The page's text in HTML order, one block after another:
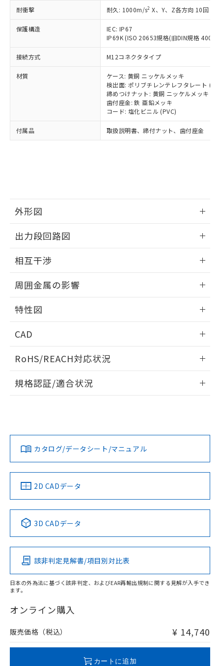
耐衝撃 耐久: 1000m/s2 X、Y、Z各方向 10回
保護構造
IEC: IP67
IP69K (ISO 20653規格(旧DIN規格
接続方式 M12コネクタタイプ
材質
ケース: 黄銅 ニッケルメッキ
検出面: ポリブチレンテレフタレート
締めつけナット: 黄銅 ニッケルメッキ
歯付座金: 鉄 亜鉛メッキ
コード: 塩化ビニル (PVC)
付属品 取扱説明書、締付ナット、歯付座金
外形図
外形図
出力段回路図
出力段回路図
タイムチャート
相互干渉
相互干渉
A: 150mm以上、B: 90mm以上
周囲金属の影響
周囲金属の影響
上、n: 90mm以上
特性図
検出物体の大きさと材質による影響
検出領域
CAD
ドすることができます。
ログイン/会員登録
ダウンロードデータをご利用いただく前に、以下を必ずお読
みください。
ソフトウェアの使用条件
RoHS/REACH対応状況
EU RoHS 注意事項・凡例
対応済み
中国 RoHS 注意事項・凡例
Pb Hg Cd Cr(VI)
O
在庫等で未対応品が混在する可能性があります。
問い合わせください。
規格認証/適合状況
LR型式承認
（イギリス
船舶規格）
DNV型式承認
（ノルウェー
BV型式承認
（フランス
KR型式
（韓国
No No No No
この製品の規格認証/適合状況ページへ
その他の認証はこちらのページからご検索ください
カタログ/データシート/マニュアル
2D CADデータ
3D CADデータ
該非判定見解書/項目別対比表
日本の外為法に基づく該非判定、およびEAR再輸出規制に関する見解が入手でき
ます。
オンライン購入
販売価格（税込） ¥ 14,740
カートに追加
覧された時点での実際の在庫および標
準価格とは異なる場合があることをご
了承ください。
正式な納期状況および標準価格はお客
様のお取引先、またはお客様担当のオ
ムロン制御機器販売店・当社販売員に
ご相談ください。
オムロン制御機器販売店や当社販売拠
販売ネットワーク
」をご確認
在庫状況および標準価格結果を当社の
事前の承諾なく第三者に漏洩または開
示しないようお願いします。
マイパーツ機能（部品リスト作成サー
および当社の共同利用者が、当社の製
※当社の共同利用者とは、
の共同利用に関して"
の「1.共同利
指します。
ミウム(Cd) 100ppm以下、
六価クロム(Cr(Ⅵ)) 1000ppm以下、ポリ臭化ビフェニル
ル) (DEHP)(別名：DOP) 1000ppm以下、フタル酸ブチ
ルベンジル（BBP） 1000ppm以下、フタル酸ジブチル
（DBP） 1000ppm以下、フタル酸ジイソブチル
(DIBP) 1000ppm以下
但し、RoHS指令で産業用監視および制御機器に対する
フタル酸エステル類の４物質については閾値を超える意
図的な使用がないことを確認しています。
部品在庫の切り替え状況などにより、予定
月が前後することがあります。
とができます。
EU RoHS指令（10物質）の非含有証明書
51物質の非含有証明書（当社基準）
※本証明書は発行日時点で非含有を証明す
るもので、過去に遡って非含有を証明する
また、RoHS指令のフタル酸エステル類４
物質の対応では、対応完了までの期間は出
荷製品に未対応品が混在することから備考
り、2022年1月12日より割愛しておりま
す。
Pb(鉛) :1000ppm、 Hg(水銀) : 1000ppm、 Cd(カドミウ
Cr(Ⅵ)(六価クロム) : 1000ppm、 PBBs(ポリ臭化ビフェ
ニル類) : 1000ppm、 PBDEs(ポリ臭化ジフェニルエーテ
ル類) : 1000ppm、
DBP(フタル酸ジブチル) : 1000ppm、 DIBP(フタル酸ジ
イソブチル) : 1000ppm、 BBP(フタル酸ブチルベンジ
ル) : 1000ppm、
DEHP(フタル酸ビス(2-エチルヘキシル)) : 1000ppm
※2 環境保護使用期限
「ｅ」：有害物質（10物質）のすべてが基
準値以下であることを示します。
「10」：通常の使用状況下において有害物
質が外部に漏えいし、環境に深刻な影響を
可)を取得するなどの必要な手続きを
当社は規制貨物を破棄する場合は、完
全に破砕するなど、違法に輸出されな
いよう必要な手段を講じます。
当社は貴社製品を、核兵器、ミサイ
ル、化学兵器、生物兵器またはその他
武器並びにこれらの製造装置等に一切
使用いたしません。
当社は、貴社製品を第三者に販売する
場合は、上記1、2および3の内容を当
該第三者に通知します。また当社は、
販売先および販売に係わる関係者が違
法に輸出するおそれがある場合は、取
一定数以上の在庫あり
一定数には満たないが在庫あり
在庫なし(最新の在庫状況につ
いては、お客様のお取引先、ま
たはお客様担当のオムロン制御
機器販売店・当社販売員にご確
認ください)
受注生産機種、また在庫状況の